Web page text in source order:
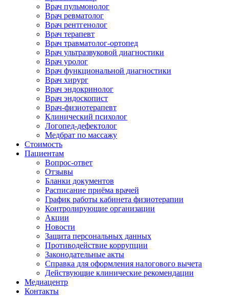
Врач пульмонолог
Врач ревматолог
Врач рентгенолог
Врач терапевт
Врач травматолог-ортопед
Врач ультразвуковой диагностики
Врач уролог
Врач функциональной диагностики
Врач хирург
Врач эндокринолог
Врач эндоскопист
Врач-физиотерапевт
Клинический психолог
Логопед-дефектолог
Медбрат по массажу
Стоимость
Пациентам
Вопрос-ответ
Отзывы
Бланки документов
Расписание приёма врачей
График работы кабинета физиотерапии
Контролирующие организации
Акции
Новости
Защита персональных данных
Противодействие коррупции
Законодательные акты
Справка для оформления налогового вычета
Действующие клинические рекомендации
Медиацентр
Контакты